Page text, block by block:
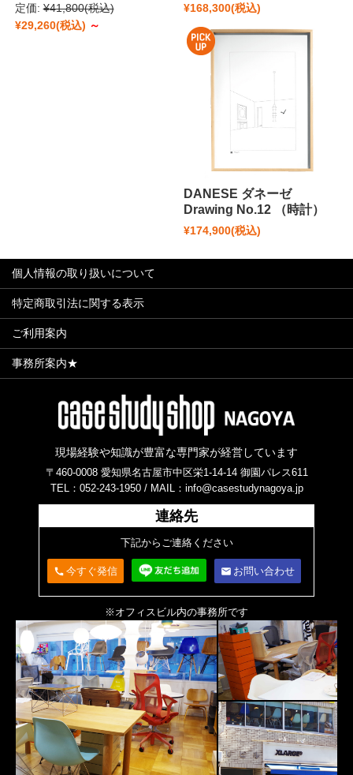
定価: ¥41,800(税込)
¥29,260(税込) ～
¥168,300(税込)
DANESE ダネーゼ
Drawing No.12 （時計）
¥174,900(税込)
個人情報の取り扱いについて
特定商取引法に関する表示
ご利用案内
事務所案内★
現場経験や知識が豊富な専門家が経営しています
〒460-0008 愛知県名古屋市中区栄1-14-14 御園パレス611
TEL：052-243-1950 / MAIL：info@casestudynagoya.jp
連絡先
下記からご連絡ください
call 今すぐ発信 email お問い合わせ
※オフィスビル内の事務所です